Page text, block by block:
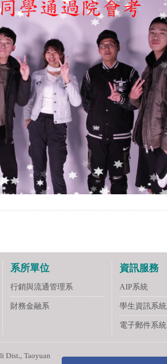
系所單位
行銷與流通管理系
財務金融系
資訊服務
AIP系統
學生資訊系統
電子郵件系統
Dist., Taoyuan